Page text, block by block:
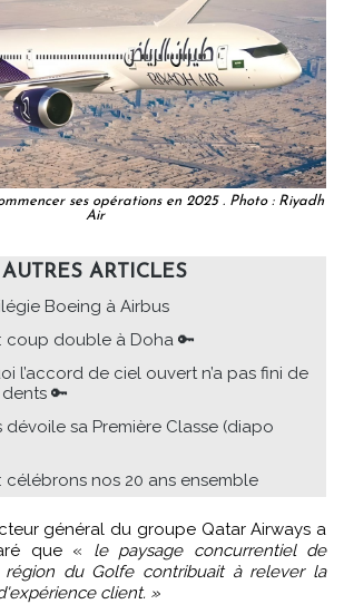
ses opérations en 2025 . Photo : Riyadh
Air
AUTRES ARTICLES
Boeing à Airbus
coup double à Doha 🔑
l’accord de ciel ouvert n’a pas fini de
🔑
dévoile sa Première Classe (diapo
célébrons nos 20 ans ensemble
que « le paysage concurrentiel de
région du Golfe contribuait à relever la
client. »